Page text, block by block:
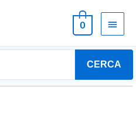
0
CERCA